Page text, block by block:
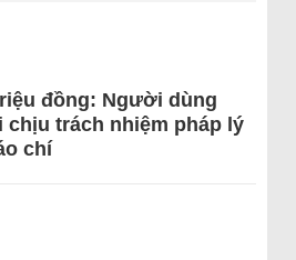
đồng: Người dùng
chịu trách nhiệm pháp lý
chí